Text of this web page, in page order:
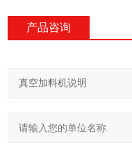
产品咨询